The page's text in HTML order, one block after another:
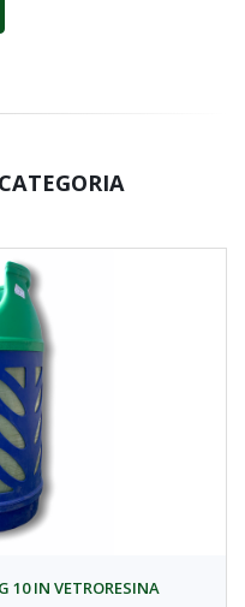
CATEGORIA
10 IN VETRORESINA